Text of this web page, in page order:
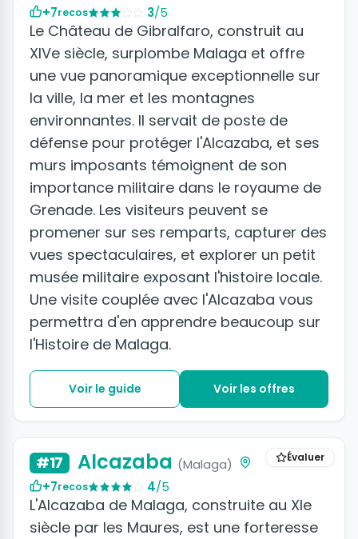
+7recos 3/5
Le Château de Gibralfaro, construit au
XIVe siècle, surplombe Malaga et offre
une vue panoramique exceptionnelle sur
la ville, la mer et les montagnes
environnantes. Il servait de poste de
défense pour protéger l'Alcazaba, et ses
murs imposants témoignent de son
importance militaire dans le royaume de
Grenade. Les visiteurs peuvent se
promener sur ses remparts, capturer des
vues spectaculaires, et explorer un petit
musée militaire exposant l'histoire locale.
Une visite couplée avec l'Alcazaba vous
permettra d'en apprendre beaucoup sur
l'Histoire de Malaga.
Voir le guide Voir les offres
Évaluer
#17 Alcazaba (Malaga)
+7recos 4/5
L'Alcazaba de Malaga, construite au XIe
siècle par les Maures, est une forteresse